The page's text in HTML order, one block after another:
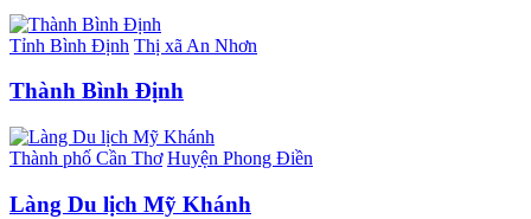
Tỉnh Bình Định Thị xã An Nhơn
Thành Bình Định
Thành phố Cần Thơ Huyện Phong Điền
Làng Du lịch Mỹ Khánh